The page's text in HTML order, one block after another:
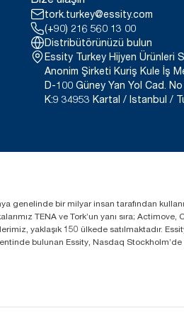
tork.turkey@essity.com
(+90) 216 560 13 00
Distribütörünüzü bulun
Essity Turkey Hijyen Ürünleri
Anonim Şirketi Kuriş Kule İş
D-100 Güney Yan Yol Cad. No
K:9 34953 Kartal / Istanbul /
genelinde bir milyar insan tarafından
TENA ve Tork’un yanı sıra; Actimove,
yaklaşık 150 ülkede satılmaktadır.
bulunan Essity, Nasdaq